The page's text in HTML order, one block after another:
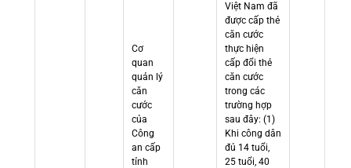
Cơ
quan
quản lý
căn
cước
của
Công
an cấp
tỉnh
Việt Nam đã
được cấp thẻ
căn cước
thực hiện
cấp đổi thẻ
căn cước
trong các
trường hợp
sau đây: (1)
Khi công dân
đủ 14 tuổi,
25 tuổi, 40